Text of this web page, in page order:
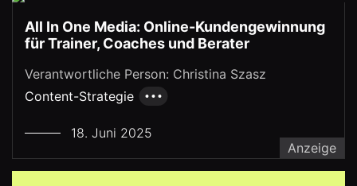
All In One Media: Online-Kundengewinnung
für Trainer, Coaches und Berater
Verantwortliche Person: Christina Szasz
Content-Strategie
18. Juni 2025
Anzeige